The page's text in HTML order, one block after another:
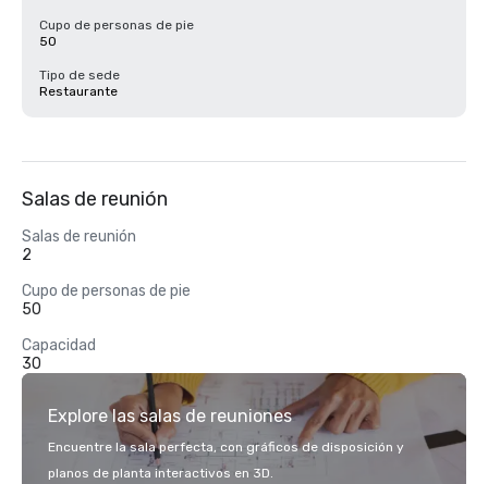
Cupo de personas de pie
50
Tipo de sede
Restaurante
Salas de reunión
Salas de reunión
2
Cupo de personas de pie
50
Capacidad
30
Explore las salas de reuniones
Encuentre la sala perfecta, con gráficos de disposición y
planos de planta interactivos en 3D.